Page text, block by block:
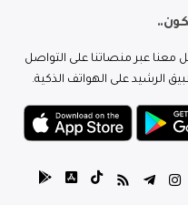
معنا عبر منصاتنا على التواصل
الرشيد على الهواتف الذكية.